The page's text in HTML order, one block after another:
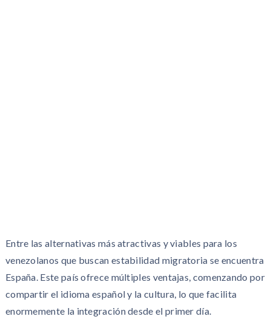
Entre las alternativas más atractivas y viables para los
venezolanos que buscan estabilidad migratoria se encuentra
España. Este país ofrece múltiples ventajas, comenzando por
compartir el idioma español y la cultura, lo que facilita
enormemente la integración desde el primer día.